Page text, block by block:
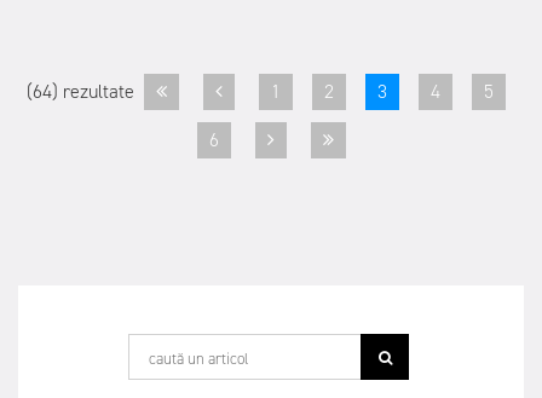
(64) rezultate 1 2 3 4
5
6